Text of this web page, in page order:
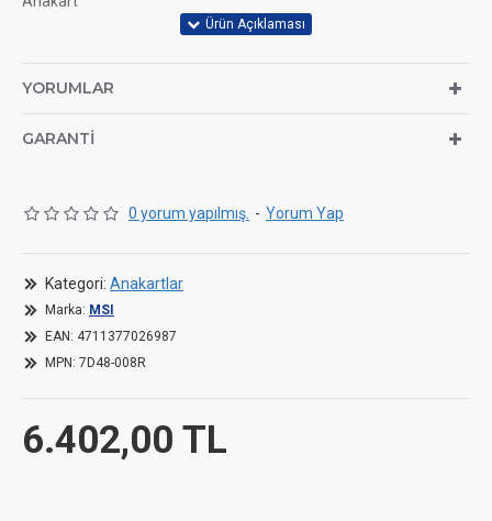
YORUMLAR
GARANTI
0 yorum yapılmış. - Yorum Yap
6.402,00 TL
Kategori: Anakartlar
Marka: MSI
EAN: 4711377026987
MPN: 7D48-008R